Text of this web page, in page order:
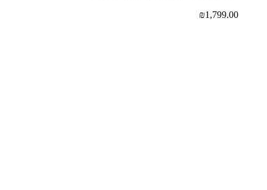
₪1,799.00